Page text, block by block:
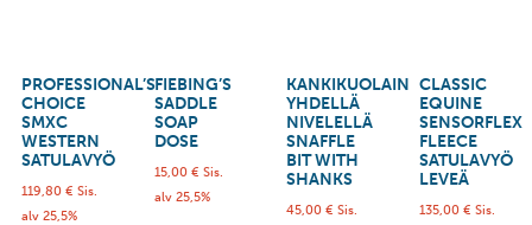
PROFESSIONAL’S
CHOICE
SMXC
WESTERN
SATULAVYÖ
119,80 € Sis.
alv 25,5%
FIEBING’S
SADDLE
SOAP
DOSE
15,00 € Sis.
alv 25,5%
KANKIKUOLAIN
YHDELLÄ
NIVELELLÄ
SNAFFLE
BIT WITH
SHANKS
45,00€ Sis.
CLASSIC
EQUINE
SENSORFLEX
FLEECE
SATULAVYÖ
LEVEÄ
135,00 € Sis.